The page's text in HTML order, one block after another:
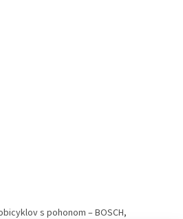
s pohonom – BOSCH,